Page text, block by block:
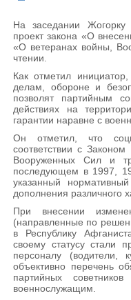
На заседании
проект закона «О
«О ветеранах войны,
чтении.
Как отметил
делам, обороне и
позволят партийным
действиях на
гарантии наравне с
Он отметил, что
соответствии с
Вооруженных Сил и
последующем в 1997,
указанный
дополнения различного
При внесении
(направленные по
в Республику
своему статусу стали
персоналу
объективно перечень
партийных
военнослужащим.